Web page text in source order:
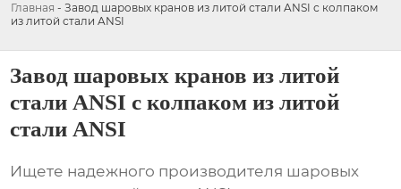
Главная - Завод шаровых кранов из литой стали ANSI с колпаком
из литой стали ANSI
Завод шаровых кранов из литой
стали ANSI с колпаком из литой
стали ANSI
Ищете надежного производителя шаровых